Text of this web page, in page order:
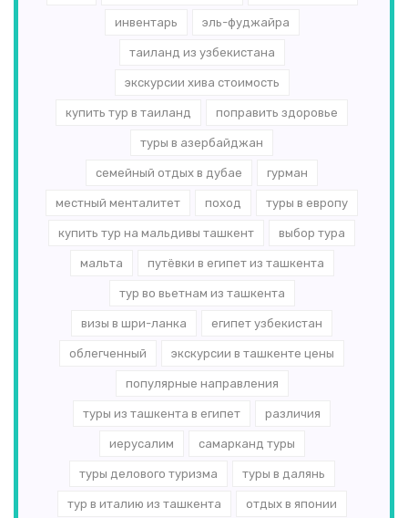
инвентарь эль-­фуджайра
таиланд из узбекистана
экскурсии хива стоимость
купить тур в таиланд поправить здоровье
туры в азербайджан
семейный отдых в дубае гурман
местный менталитет поход туры в европу
купить тур на мальдивы ташкент выбор тура
мальта путёвки в египет из ташкента
тур во вьетнам из ташкента
визы в шри-ланка египет узбекистан
облегченный экскурсии в ташкенте цены
популярные направления
туры из ташкента в египет различия
иерусалим самарканд туры
туры делового туризма туры в далянь
тур в италию из ташкента отдых в японии